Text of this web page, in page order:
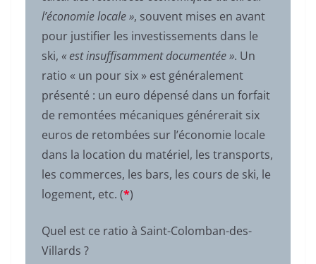
l’économie locale », souvent mises en avant
pour justifier les investissements dans le
ski, « est insuffisamment documentée ». Un
ratio « un pour six » est généralement
présenté : un euro dépensé dans un forfait
de remontées mécaniques générerait six
euros de retombées sur l’économie locale
dans la location du matériel, les transports,
les commerces, les bars, les cours de ski, le
logement, etc. (*)
Quel est ce ratio à Saint-Colomban-des-
Villards ?